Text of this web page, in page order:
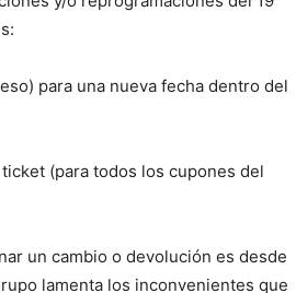
para una nueva fecha dentro del
(para todos los cupones del
un cambio o devolución es desde
lamenta los inconvenientes que